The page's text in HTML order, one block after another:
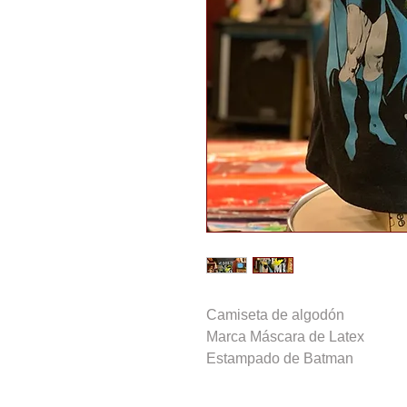
Camiseta de algodón
Marca Máscara de Latex
Estampado de Batman